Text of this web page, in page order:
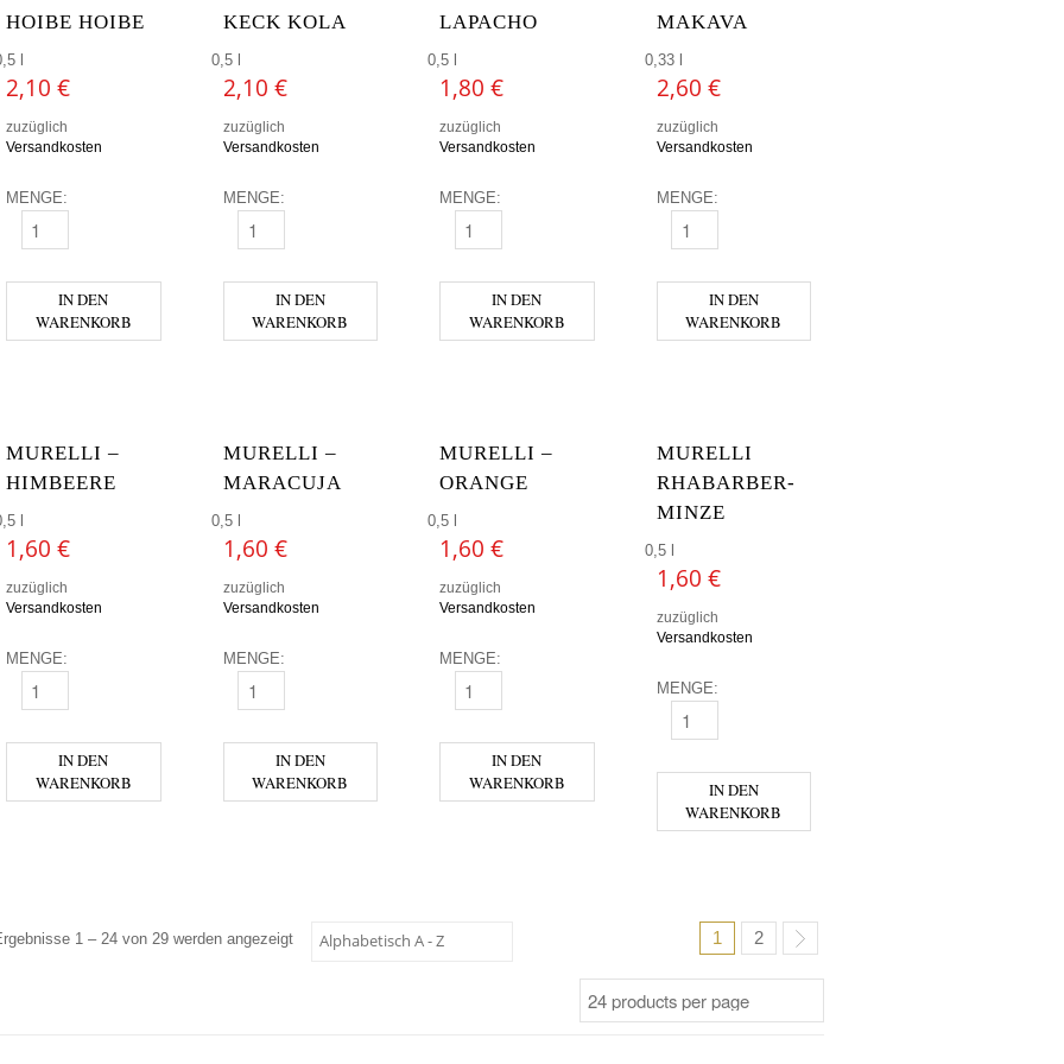
HOIBE HOIBE
l
2,10 €
zuzüglich
Versandkosten
MENGE:
HOIBE HOIBE MENGE
IN DEN
WARENKORB
KECK KOLA
0,5 l
2,10 €
zuzüglich
Versandkosten
MENGE:
KECK KOLA MENGE
IN DEN
WARENKORB
LAPACHO
0,5 l
1,80 €
zuzüglich
Versandkosten
MENGE:
LAPACHO MENGE
IN DEN
WARENKORB
MAKAVA
0,33 l
2,60 €
zuzüglich
Versandkosten
MENGE:
MAKAVA MENGE
IN DEN
WARENKORB
MURELLI –
HIMBEERE
l
1,60 €
zuzüglich
Versandkosten
MENGE:
MURELLI - HIMBEERE MENGE
IN DEN
WARENKORB
MURELLI –
MARACUJA
0,5 l
1,60 €
zuzüglich
Versandkosten
MENGE:
MURELLI - MARACUJA MENGE
IN DEN
WARENKORB
MURELLI –
ORANGE
0,5 l
1,60 €
zuzüglich
Versandkosten
MENGE:
MURELLI - ORANGE MENGE
IN DEN
WARENKORB
MURELLI
RHABARBER-
MINZE
0,5 l
1,60 €
zuzüglich
Versandkosten
MENGE:
MURELLI RHABARBER-MINZE MENGE
IN DEN
WARENKORB
1 – 24 von 29 werden angezeigt 1 2